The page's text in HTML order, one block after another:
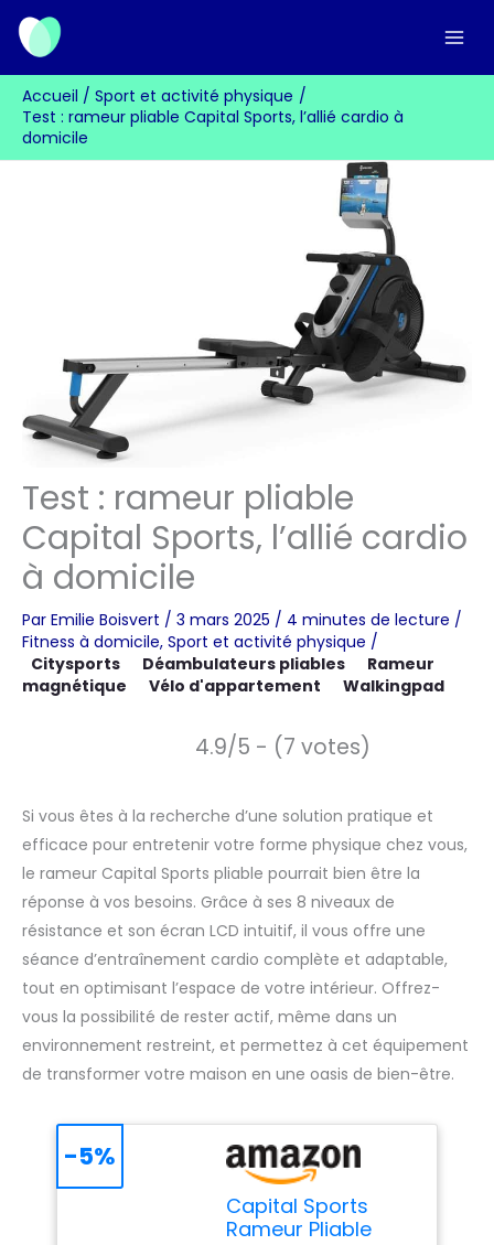
Aller
contenu
Accueil
Sport et activité physique
Test : rameur pliable Capital Sports, l’allié cardio à
domicile
Test : rameur pliable
Capital Sports, l’allié cardio
à domicile
Par Emilie Boisvert / 3 mars 2025 / 4 minutes de lecture /
Fitness à domicile, Sport et activité physique /
Citysports
Déambulateurs pliables
Rameur
magnétique
Vélo d'appartement Walkingpad
4.9/5 - (7 votes)
Si vous êtes à la recherche d’une solution pratique et
efficace pour entretenir votre forme physique chez vous,
le rameur Capital Sports pliable pourrait bien être la
réponse à vos besoins. Grâce à ses 8 niveaux de
résistance et son écran LCD intuitif, il vous offre une
séance d’entraînement cardio complète et adaptable,
tout en optimisant l’espace de votre intérieur. Offrez-
vous la possibilité de rester actif, même dans un
environnement restreint, et permettez à cet équipement
de transformer votre maison en une oasis de bien-être.
Capital Sports
Rameur Pliable
-5%